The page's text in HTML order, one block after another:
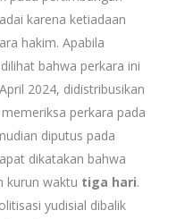
karena ketiadaan
hakim. Apabila
bahwa perkara ini
2024, didistribusikan
perkara pada
diputus pada
dikatakan bahwa
kurun waktu tiga hari.
yudisial dibalik